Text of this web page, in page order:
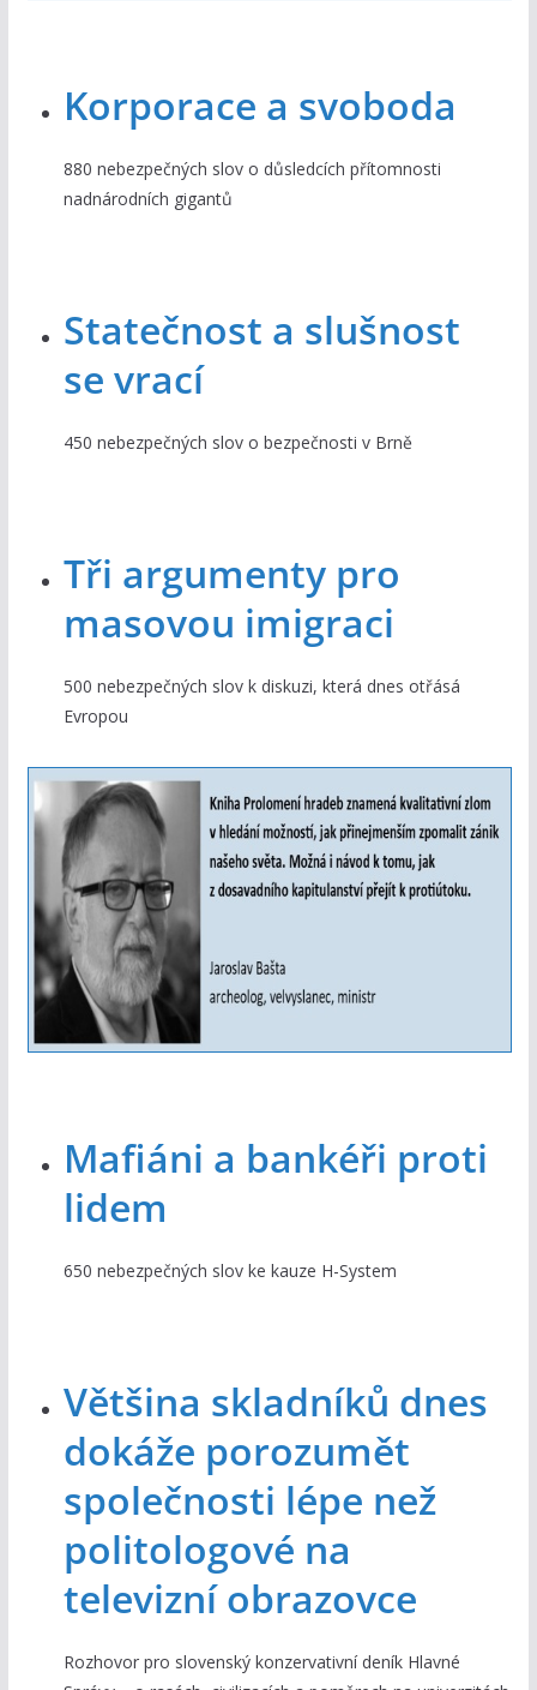
Korporace a svoboda
880 nebezpečných slov o důsledcích přítomnosti
nadnárodních gigantů
Statečnost a slušnost
se vrací
450 nebezpečných slov o bezpečnosti v Brně
Tři argumenty pro
masovou imigraci
500 nebezpečných slov k diskuzi, která dnes otřásá
Evropou
Mafiáni a bankéři proti
lidem
650 nebezpečných slov ke kauze H-System
Většina skladníků dnes
dokáže porozumět
společnosti lépe než
politologové na
televizní obrazovce
Rozhovor pro slovenský konzervativní deník Hlavné